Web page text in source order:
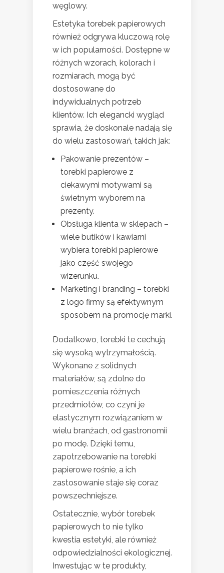
węglowy.
Estetyka torebek papierowych
również odgrywa kluczową rolę
w ich popularności. Dostępne w
różnych wzorach, kolorach i
rozmiarach, mogą być
dostosowane do
indywidualnych potrzeb
klientów. Ich elegancki wygląd
sprawia, że doskonale nadają się
do wielu zastosowań, takich jak:
Pakowanie prezentów –
torebki papierowe z
ciekawymi motywami są
świetnym wyborem na
prezenty.
Obsługa klienta w sklepach –
wiele butików i kawiarni
wybiera torebki papierowe
jako część swojego
wizerunku.
Marketing i branding – torebki
z logo firmy są efektywnym
sposobem na promocję marki.
Dodatkowo, torebki te cechują
się wysoką wytrzymałością.
Wykonane z solidnych
materiałów, są zdolne do
pomieszczenia różnych
przedmiotów, co czyni je
elastycznym rozwiązaniem w
wielu branżach, od gastronomii
po modę. Dzięki temu,
zapotrzebowanie na torebki
papierowe rośnie, a ich
zastosowanie staje się coraz
powszechniejsze.
Ostatecznie, wybór torebek
papierowych to nie tylko
kwestia estetyki, ale również
odpowiedzialności ekologicznej.
Inwestując w te produkty,